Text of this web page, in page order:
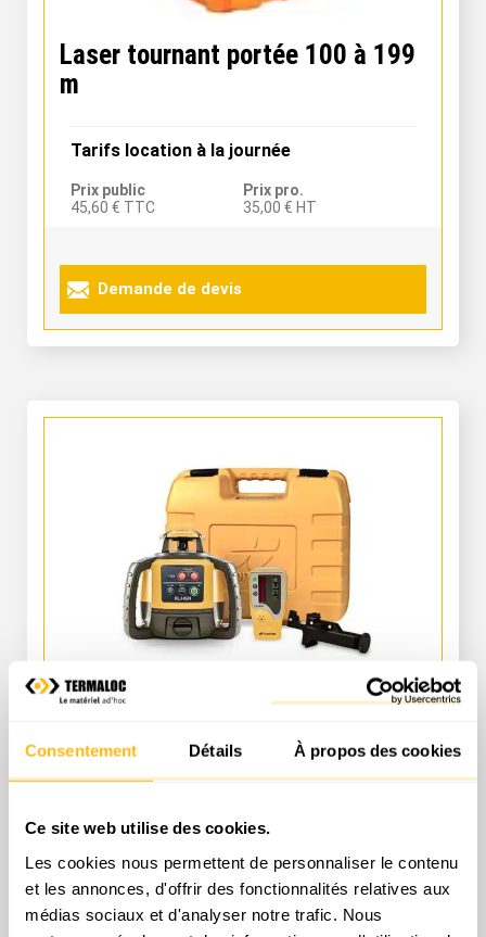
Consentement Détails À propos des cookies
Ce site web utilise des cookies.
Les cookies nous permettent de personnaliser le contenu
et les annonces, d'offrir des fonctionnalités relatives aux
médias sociaux et d'analyser notre trafic. Nous
Laser tournant portée 100 à 199
m
Tarifs location à la journée
Prix public
45,60 € TTC
Prix pro.
35,00 € HT
Demande de devis
m
45,60 € TTC
35,00 € HT